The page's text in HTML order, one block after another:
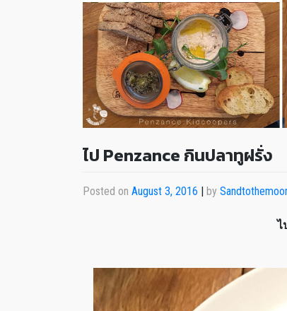
ไป Penzance กินปลาทูฝรั่ง
Posted on August 3, 2016 | by
ไ